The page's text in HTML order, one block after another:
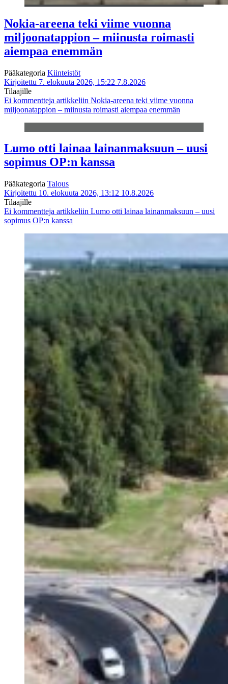
Nokia-areena teki viime vuonna
miljoonatappion – miinusta roimasti
aiempaa enemmän
Pääkategoria Kiinteistöt
Kirjoitettu 7. elokuuta 2026, 15:22 7.8.2026
Tilaajille
Ei kommentteja artikkeliin Nokia-areena teki viime vuonna
miljoonatappion – miinusta roimasti aiempaa enemmän
Lumo otti lainaa lainanmaksuun – uusi
sopimus OP:n kanssa
Pääkategoria Talous
Kirjoitettu 10. elokuuta 2026, 13:12 10.8.2026
Tilaajille
Ei kommentteja artikkeliin Lumo otti lainaa lainanmaksuun – uusi
sopimus OP:n kanssa